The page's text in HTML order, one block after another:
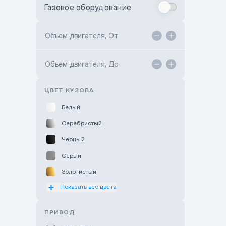
Toyota Kokshetau
Hyundai ShymCity
Газовое оборудование
Объем двигателя, От
Объем двигателя, До
ЦВЕТ КУЗОВА
Белый
Серебристый
Черный
Серый
Золотистый
Оранжевый
Показать все цвета
ПРИВОД